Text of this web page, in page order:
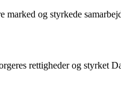
og styrkede
rettigheder og styrket